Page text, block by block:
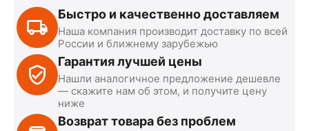
Быстро и качественно доставляем
Наша компания производит доставку по всей
России и ближнему зарубежью
Гарантия лучшей цены
Нашли аналогичное предложение дешевле
— скажите нам об этом, и получите цену
ниже
Возврат товара без проблем